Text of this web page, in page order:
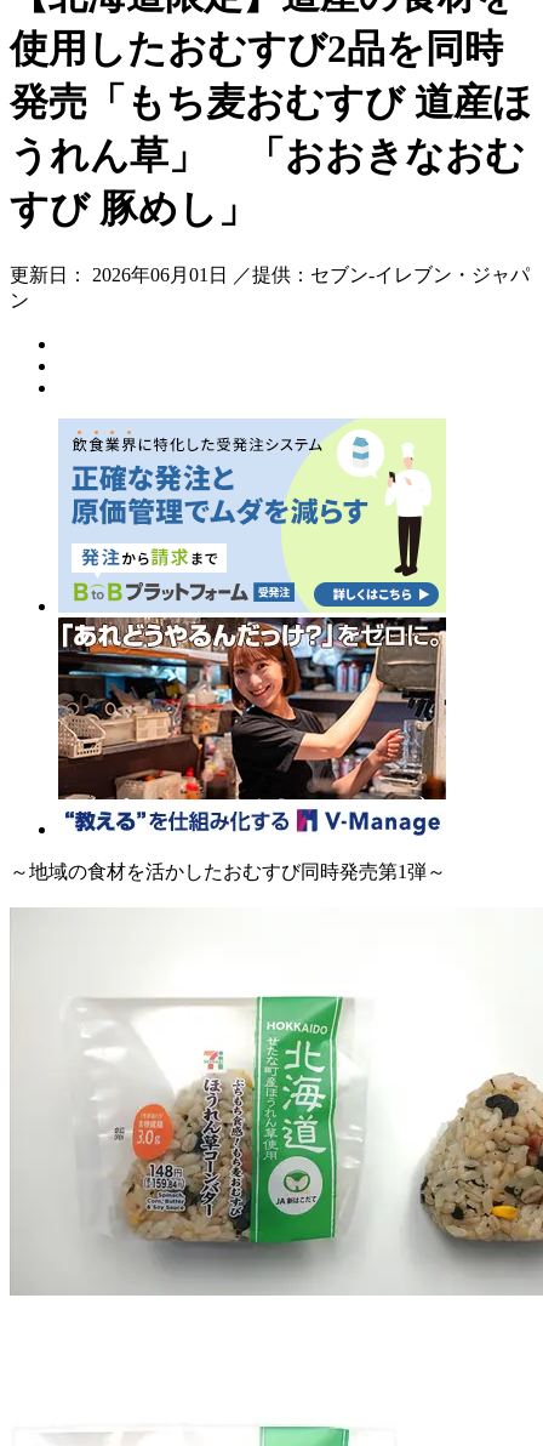
使用したおむすび2品を同時
発売「もち麦おむすび 道産ほ
うれん草」 「おおきなおむ
すび 豚めし」
更新日： 2026年06月01日 ／提供：セブン‐イレブン・ジャパ
ン
～地域の食材を活かしたおむすび同時発売第1弾～